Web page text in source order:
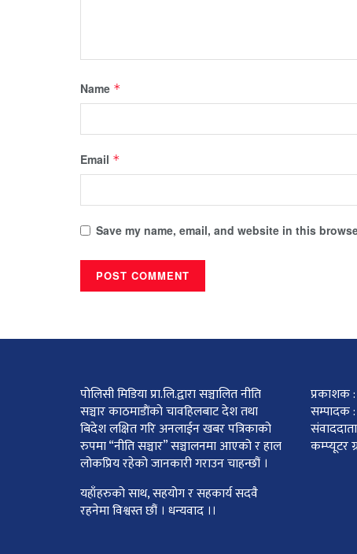
Name *
Email *
Save my name, email, and website in this
पोलिसी मिडिया प्रा.लि.द्वारा सञ्चालित नीति
सञ्चार काठमाडाैंकाे चावहिलबाट देश तथा
बिदेश लक्षित गरि अनलाईन खबर पत्रिकाको
रुपमा “नीति सञ्चार” सञ्चालनमा आएको र हाल
लोकप्रिय रहेको जानकारी गराउन चाहन्छौं ।
यहाँहरुको साथ, सहयोग र सहकार्य सदवै
रहनेमा विश्वस्त छौं । धन्यवाद ।।
प्रकाशक
सम्पादक
कम्प्यूटर